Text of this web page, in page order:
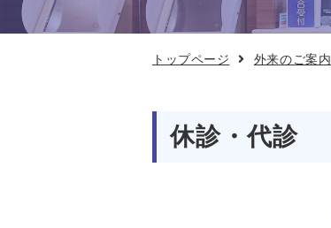
トップページ 外来のご案内
休診・代診